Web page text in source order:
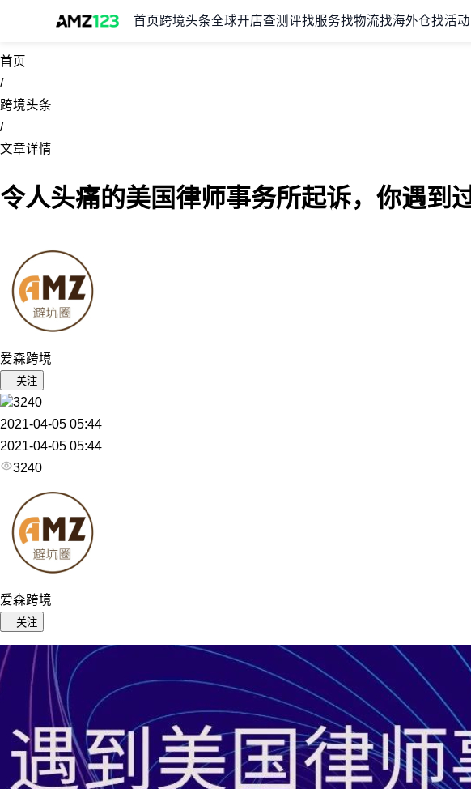
首页 跨境头条全球开店查测评找服务找物流找海外仓找活动
首页
/
跨境头条
/
文章详情
令人头痛的美国律师事务所起诉，你遇到
爱森跨境
关注
3240
2021-04-05 05:44
2021-04-05 05:44
3240
爱森跨境
关注